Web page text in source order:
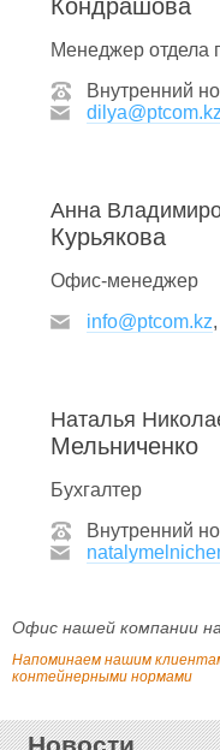
Кондрашова
Менеджер отдела
Внутренний
dilya@ptcom.kz
Анна
Курьякова
Офис-менеджер
info@ptcom.kz,
Наталья
Мельниченко
Бухгалтер
Внутренний
Офис нашей компании
Напоминаем нашим
контейнерными нормами